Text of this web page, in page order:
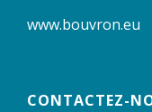
www.bouvron.eu
CONTACTEZ-